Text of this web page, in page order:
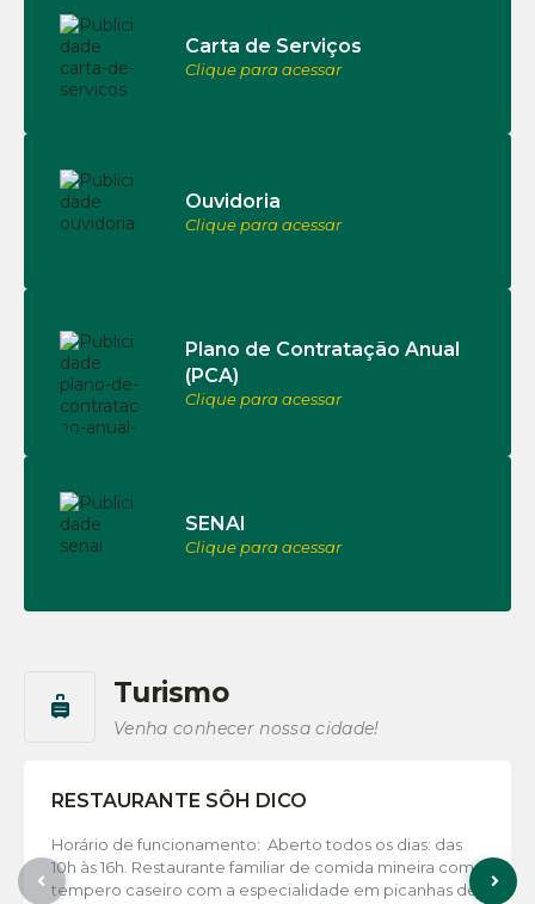
Carta de Serviços
Clique para acessar
Ouvidoria
Clique para acessar
Plano de Contratação Anual
(PCA)
Clique para acessar
SENAI
Clique para acessar
Turismo
Venha conhecer nossa cidade!
RESTAURANTE SÔH DICO
Horário de funcionamento: Aberto todos os dias: das
10h às 16h. Restaurante familiar de comida mineira com
tempero caseiro com a especialidade em picanhas de